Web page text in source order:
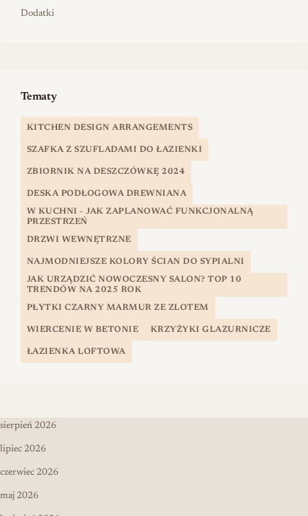
Dodatki
Tematy
KITCHEN DESIGN ARRANGEMENTS
SZAFKA Z SZUFLADAMI DO ŁAZIENKI
ZBIORNIK NA DESZCZÓWKĘ 2024
DESKA PODŁOGOWA DREWNIANA
W KUCHNI - JAK ZAPLANOWAĆ FUNKCJONALNĄ
PRZESTRZEŃ
DRZWI WEWNĘTRZNE
NAJMODNIEJSZE KOLORY ŚCIAN DO SYPIALNI
JAK URZĄDZIĆ NOWOCZESNY SALON? TOP 10
TRENDÓW NA 2025 ROK
PŁYTKI CZARNY MARMUR ZE ZLOTEM
WIERCENIE W BETONIE KRZYŻYKI GLAZURNICZE
ŁAZIENKA LOFTOWA
sierpień 2026
lipiec 2026
czerwiec 2026
maj 2026